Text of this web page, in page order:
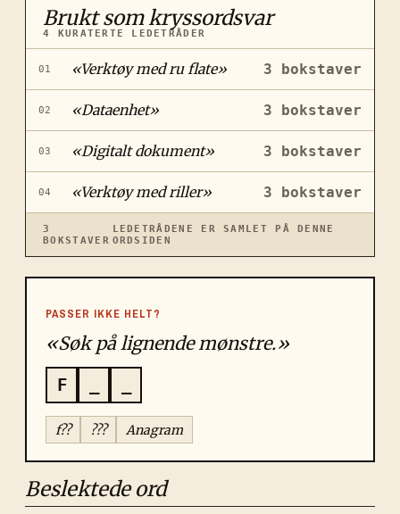
Brukt som kryssordsvar
4 KURATERTE LEDETRÅDER
01 «Verktøy med ru flate» 3 bokstaver
02 «Dataenhet» 3 bokstaver
03 «Digitalt dokument» 3 bokstaver
04 «Verktøy med riller» 3 bokstaver
3
BOKSTAVER
LEDETRÅDENE ER SAMLET PÅ DENNE
ORDSIDEN
PASSER IKKE HELT?
«Søk på lignende mønstre.»
F
f?? ??? Anagram
Beslektede ord